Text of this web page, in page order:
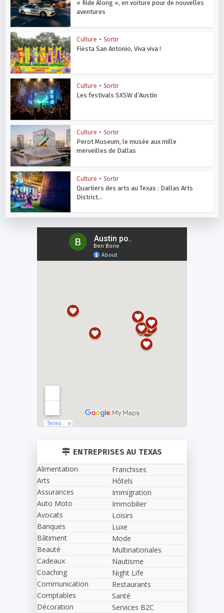
« Ride Along », en voiture pour de nouvelles
aventures
Culture • Sortir
Fiesta San Antonio, Viva viva !
Culture • Sortir
Les festivals SXSW d’Austin
Culture • Sortir
Perot Museum, le musée aux mille
merveilles de Dallas
Culture • Sortir
Quartiers des arts au Texas : Dallas Arts
District...
ENTREPRISES AU TEXAS
Alimentation
Arts
Assurances
Auto Moto
Avocats
Banques
Bâtiment
Beauté
Cadeaux
Coaching
Communication
Comptables
Décoration
Franchises
Hôtels
Immigration
Immobilier
Loisirs
Luxe
Mode
Multinationales
Nautisme
Night Life
Restaurants
Santé
Services B2C